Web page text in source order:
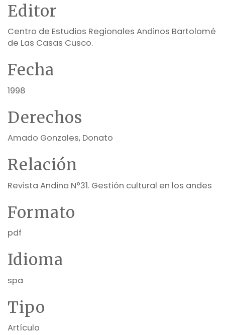
Editor
Centro de Estudios Regionales Andinos Bartolomé
de Las Casas Cusco.
Fecha
1998
Derechos
Amado Gonzales, Donato
Relación
Revista Andina N°31. Gestión cultural en los andes
Formato
pdf
Idioma
spa
Tipo
Artículo